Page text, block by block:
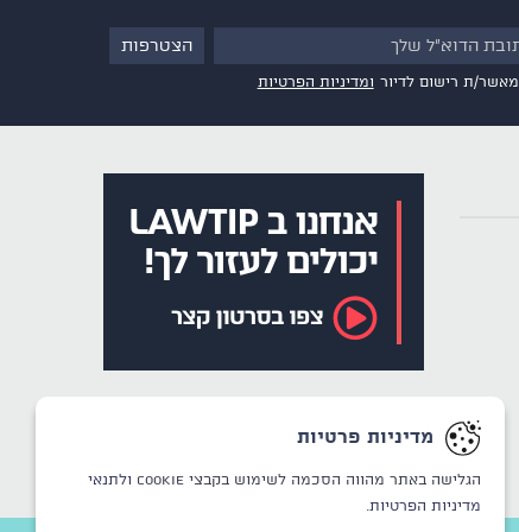
מאשר/ת רישום לדיור ומדיניות הפרטיות
מדיניות פרטיות
הגלישה באתר מהווה הסכמה לשימוש בקבצי Cookie
ולתנאי
מדיניות הפרטיות.